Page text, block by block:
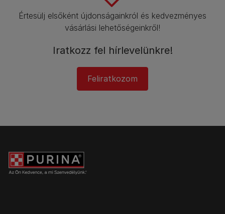
Értesülj elsőként újdonságainkról és kedvezményes
vásárlási lehetőségeinkről!​
Iratkozz fel hírlevelünkre!​
Feliratkozom